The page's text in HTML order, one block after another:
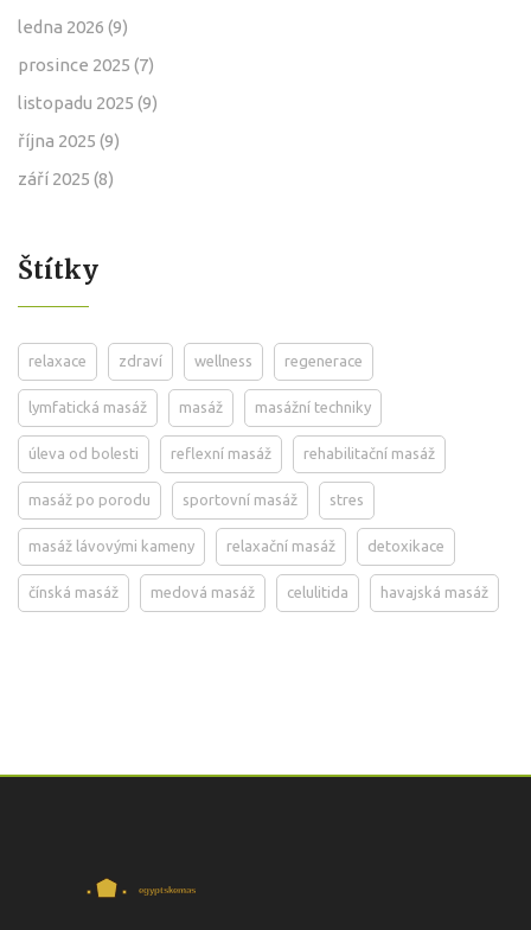
ledna 2026 (9)
prosince 2025 (7)
listopadu 2025 (9)
října 2025 (9)
září 2025 (8)
Štítky
relaxace zdraví wellness regenerace
lymfatická masáž masáž masážní techniky
úleva od bolesti reflexní masáž rehabilitační masáž
masáž po porodu sportovní masáž stres
masáž lávovými kameny relaxační masáž detoxikace
čínská masáž medová masáž celulitida havajská masáž